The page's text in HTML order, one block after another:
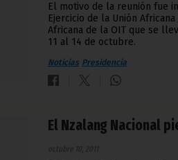
El motivo de la reunión fue
Ejercicio de la Unión
Africana de la OIT que se
11 al 14 de octubre.
Noticias Presidencia
El Nzalang Nacional
octubre 10, 2011